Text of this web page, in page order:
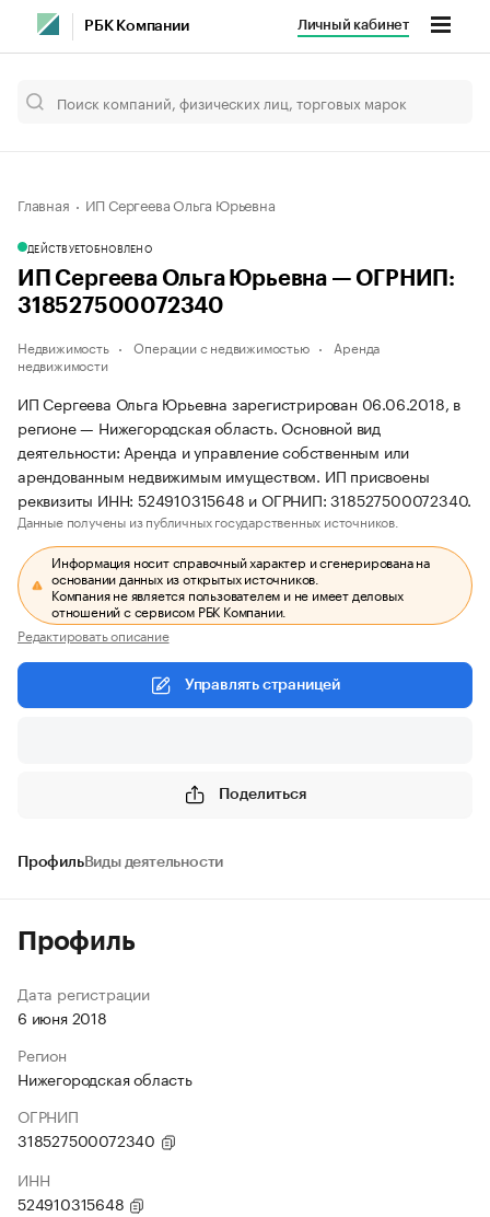
РБК Компании Личный кабинет
Главная ИП Сергеева Ольга Юрьевна
ДЕЙСТВУЕТОБНОВЛЕНО
ИП Сергеева Ольга Юрьевна — ОГРНИП:
318527500072340
Недвижимость Операции с недвижимостью
Аренда
недвижимости
ИП Сергеева Ольга Юрьевна зарегистрирован 06.06.2018, в
регионе — Нижегородская область. Основной вид
деятельности: Аренда и управление собственным или
арендованным недвижимым имуществом. ИП присвоены
реквизиты ИНН: 524910315648 и ОГРНИП: 318527500072340.
Данные получены из публичных государственных источников.
Информация носит справочный характер и сгенерирована на
основании данных из открытых источников.
Компания не является пользователем и не имеет деловых
отношений с сервисом РБК Компании.
Редактировать описание
Управлять страницей
Поделиться
ПрофильВиды деятельности
Профиль
Дата регистрации
6 июня 2018
Регион
Нижегородская область
ОГРНИП
318527500072340
ИНН
524910315648